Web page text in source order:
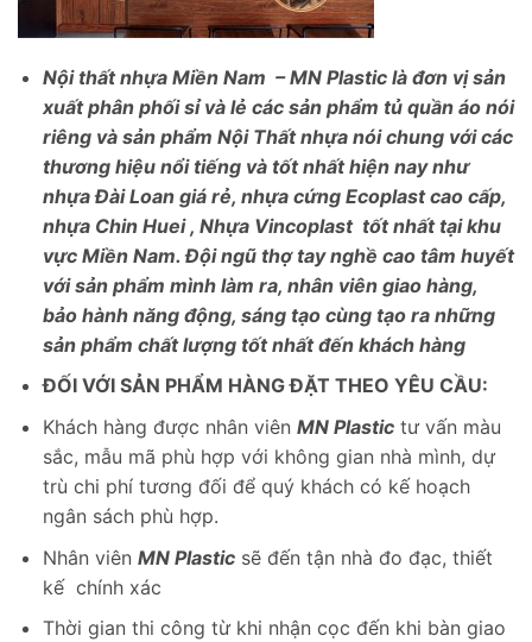
Nội thất nhựa Miền Nam – MN Plastic là đơn vị sản
xuất phân phối sỉ và lẻ các sản phẩm tủ quần áo nói
riêng và sản phẩm Nội Thất nhựa nói chung với các
thương hiệu nổi tiếng và tốt nhất hiện nay như
nhựa Đài Loan giá rẻ, nhựa cứng Ecoplast cao cấp,
nhựa Chin Huei , Nhựa Vincoplast tốt nhất tại khu
vực Miền Nam. Đội ngũ thợ tay nghề cao tâm huyết
với sản phẩm mình làm ra, nhân viên giao hàng,
bảo hành năng động, sáng tạo cùng tạo ra những
sản phẩm chất lượng tốt nhất đến khách hàng
ĐỐI VỚI SẢN PHẨM HÀNG ĐẶT THEO YÊU CẦU:
Khách hàng được nhân viên MN Plastictư vấn màu
sắc, mẫu mã phù hợp với không gian nhà mình, dự
trù chi phí tương đối để quý khách có kế hoạch
ngân sách phù hợp.
Nhân viên MN Plasticsẽ đến tận nhà đo đạc, thiết
kế chính xác
Thời gian thi công từ khi nhận cọc đến khi bàn giao